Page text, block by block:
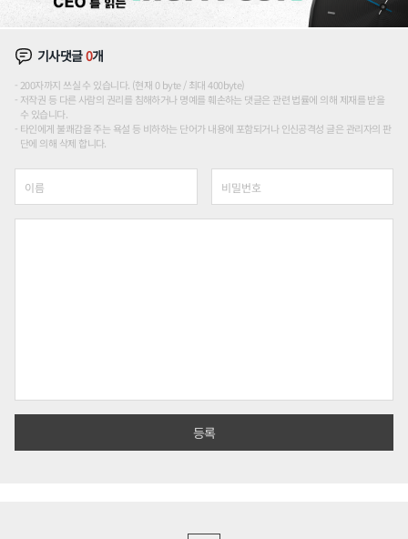
기사댓글0개
200자까지 쓰실 수 있습니다. (현재 0 byte / 최대 400byte)
저작권 등 다른 사람의 권리를 침해하거나 명예를 훼손하는 댓글은 관련 법률에 의해 제재를 받을
수 있습니다.
타인에게 불쾌감을 주는 욕설 등 비하하는 단어가 내용에 포함되거나 인신공격성 글은 관리자의 판
단에 의해 삭제 합니다.